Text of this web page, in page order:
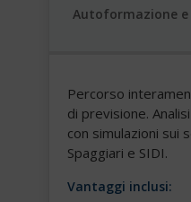
Autoformazione
Percorso
di previsione.
con simulazioni sui
Spaggiari e SIDI.
Vantaggi inclusi: